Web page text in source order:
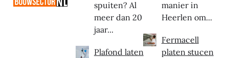
spuiten? Al
meer dan 20
jaar...
Plafond laten
manier in
Heerlen om...
Fermacell
platen stucen